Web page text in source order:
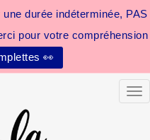
durée indéterminée, PAS
pour votre compréhension
👀